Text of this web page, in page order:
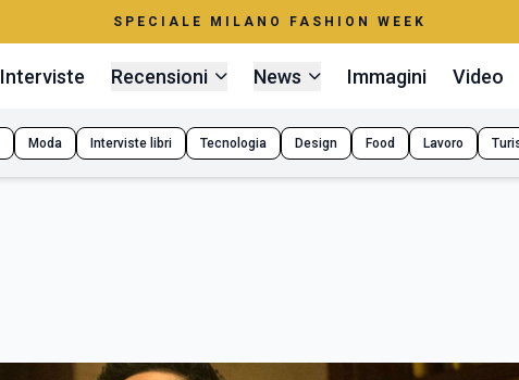
SPECIALE MILANO FASHION WEEK
Interviste Recensioni News Immagini Video
Moda Interviste libri Tecnologia Design Food Lavoro